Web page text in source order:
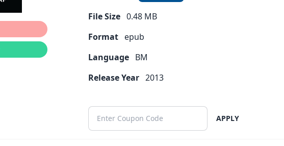
File Size 0.48 MB
Format epub
Language BM
Release Year 2013
APPLY